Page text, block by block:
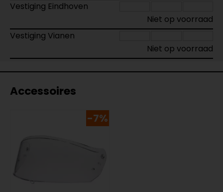
Vestiging Eindhoven
Niet op voorraad
Vestiging Vianen
Niet op voorraad
Accessoires
-7%